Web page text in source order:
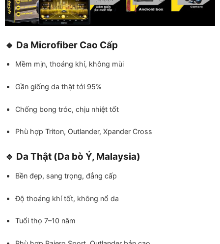
🔹 Da Microfiber Cao Cấp
Mềm mịn, thoáng khí, không mùi
Gần giống da thật tới 95%
Chống bong tróc, chịu nhiệt tốt
Phù hợp Triton, Outlander, Xpander Cross
🔹 Da Thật (Da bò Ý, Malaysia)
Bền đẹp, sang trọng, đẳng cấp
Độ thoáng khí tốt, không nổ da
Tuổi thọ 7–10 năm